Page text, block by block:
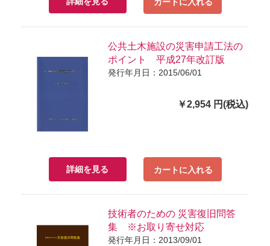
公共土木施設の災害申請工法の
ポイント 平成27年改訂版
発行年月日：2015/06/01
￥2,954 円(税込)
詳細を見る カートに入れる
技術者のための 災害復旧問答
集 ※お取り寄せ対応
発行年月日：2013/09/01